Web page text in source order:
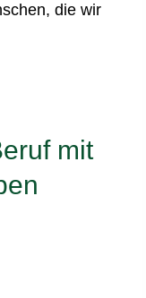
die wir
mit